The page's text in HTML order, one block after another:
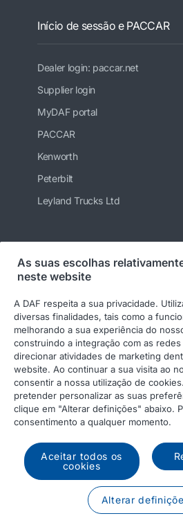
Início de sessão e PACCAR
Dealer login: paccar.net
Supplier login
MyDAF portal
PACCAR
Kenworth
Peterbilt
Leyland Trucks Ltd
Siga-nos
© 2026 DAF
Declaração de privacidade
DAF e cookies
A PACCAR COMPANY
DRIVEN BY QUALITY
As suas escolhas
neste website
A DAF respeita a sua privacidade.
diversas finalidades, tais como a
melhorando a sua experiência do
construindo a integração com as
direcionar atividades de marketing
website. Ao continuar a sua visita ao
consentir a nossa utilização de
pretender personalizar as suas
clique em "Alterar definições" abaixo.
consentimento a qualquer momento.
Aceitar todos os
cookies
Alterar